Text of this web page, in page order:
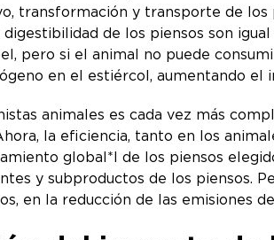
transformación y transporte de
digestibilidad de los piensos son
pero si el animal no puede
en el estiércol, aumentando el
animales es cada vez más
la eficiencia, tanto en los
global*l de los piensos
y subproductos de los piensos.
en la reducción de las emisiones